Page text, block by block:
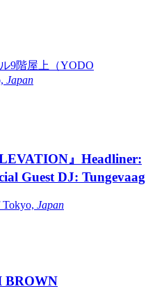
9階屋上（YODO
Japan
』Headliner:
Guest DJ: Tungevaag
Japan
BROWN